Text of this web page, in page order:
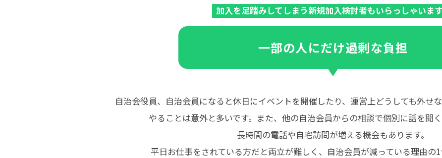
加入を足踏みしてしまう新規加入検討者もいらっしゃいます
一部の人にだけ過剰な負担
自治会役員、自治会員になると休日にイベントを開催したり、運営上どうしても外せ
やることは意外と多いです。また、他の自治会員からの相談で個別に話を聞く
長時間の電話や自宅訪問が増える機会もあります。
平日お仕事をされている方だと両立が難しく、自治会員が減っている理由の1